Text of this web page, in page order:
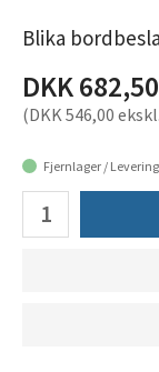
Blika
DKK 682,50
(DKK 546,00
Fjernlager /